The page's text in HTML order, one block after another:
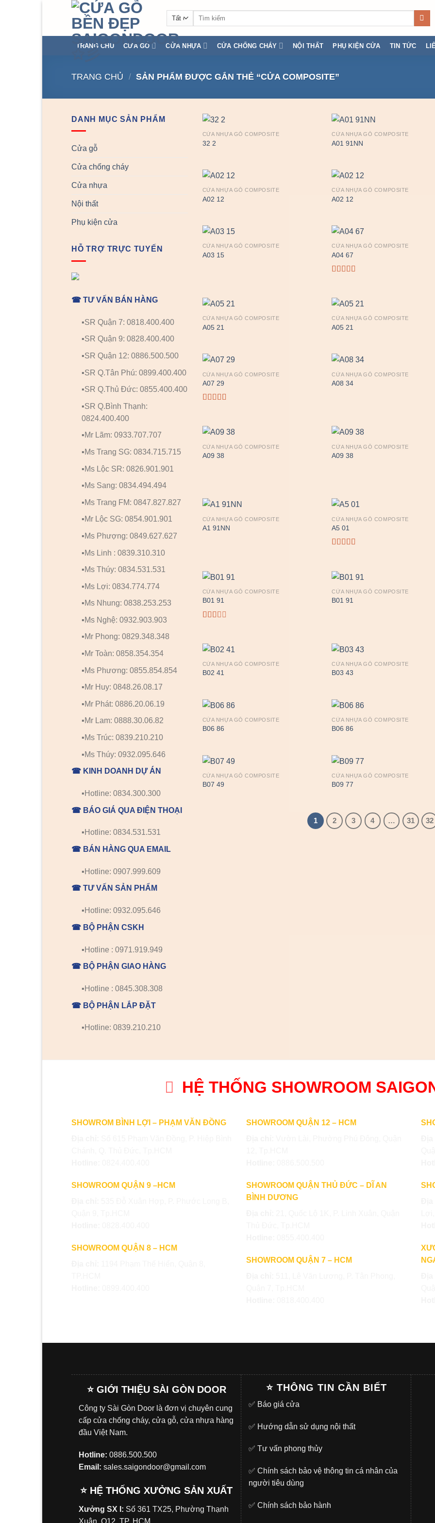
Tìm
TRANG CHỦ CỬA GỖ CỬA NHỰA CỬA CHỐNG CHÁY NỘI THẤT PHỤ KIỆN CỬA TIN TỨC
TRANG CHỦ / SẢN PHẨM ĐƯỢC GẮN THẺ “CỬA COMPOSITE”
DANH MỤC SẢN PHẨM
Cửa gỗ
Cửa chống cháy
Cửa nhựa
Nội thất
Phụ kiện cửa
HỖ TRỢ TRỰC TUYẾN
☎ TƯ VẤN BÁN HÀNG
▪️SR Quận 7: 0818.400.400
▪️SR Quận 9: 0828.400.400
▪️SR Quận 12: 0886.500.500
▪️SR Q.Tân Phú: 0899.400.400
▪️SR Q.Thủ Đức: 0855.400.400
▪️SR Q.Bình Thạnh:
0824.400.400
▪️Mr Lãm: 0933.707.707
▪️Ms Trang SG: 0834.715.715
▪️Ms Lộc SR: 0826.901.901
▪️Ms Sang: 0834.494.494
▪️Ms Trang FM: 0847.827.827
▪️Mr Lộc SG: 0854.901.901
▪️Ms Phượng: 0849.627.627
▪️Ms Linh : 0839.310.310
▪️Ms Thúy: 0834.531.531
▪️Ms Lợi: 0834.774.774
▪️Ms Nhung: 0838.253.253
▪️Ms Nghệ: 0932.903.903
▪️Mr Phong: 0829.348.348
▪️Mr Toàn: 0858.354.354
▪️Ms Phương: 0855.854.854
▪️Mr Huy: 0848.26.08.17
▪️Mr Phát: 0886.20.06.19
▪️Mr Lam: 0888.30.06.82
▪️Ms Trúc: 0839.210.210
▪️Ms Thúy: 0932.095.646
☎ KINH DOANH DỰ ÁN
▪️Hotline: 0834.300.300
☎ BÁO GIÁ QUA ĐIỆN THOẠI
▪️Hotline: 0834.531.531
☎ BÁN HÀNG QUA EMAIL
▪️Hotline: 0907.999.609
☎ TƯ VẤN SẢN PHẨM
▪️Hotline: 0932.095.646
☎ BỘ PHẬN CSKH
▪️Hotline : 0971.919.949
☎ BỘ PHẬN GIAO HÀNG
▪️Hotline : 0845.308.308
☎ BỘ PHẬN LẮP ĐẶT
▪️Hotline: 0839.210.210
CỬA NHỰA GỖ COMPOSITE
32 2
CỬA NHỰA GỖ COMPOSITE
A01 91NN
CỬA NHỰA GỖ COMPOSITE
A02 12
CỬA NHỰA GỖ COMPOSITE
A02 12
CỬA NHỰA GỖ COMPOSITE
A03 15
CỬA NHỰA GỖ COMPOSITE
A04 67
hạng
3.005
CỬA NHỰA GỖ COMPOSITE
A05 21
CỬA NHỰA GỖ COMPOSITE
A05 21
CỬA NHỰA GỖ COMPOSITE
A07 29
5 sao
CỬA NHỰA GỖ COMPOSITE
A08 34
CỬA NHỰA GỖ COMPOSITE
A09 38
CỬA NHỰA GỖ COMPOSITE
A09 38
CỬA NHỰA GỖ COMPOSITE
A1 91NN
CỬA NHỰA GỖ COMPOSITE
A5 01
5 sao
CỬA NHỰA GỖ COMPOSITE
B01 91
hạng
2.00
sao
CỬA NHỰA GỖ COMPOSITE
B01 91
CỬA NHỰA GỖ COMPOSITE
B02 41
CỬA NHỰA GỖ COMPOSITE
B03 43
CỬA NHỰA GỖ COMPOSITE
B06 86
CỬA NHỰA GỖ COMPOSITE
B06 86
CỬA NHỰA GỖ COMPOSITE
B07 49
CỬA NHỰA GỖ COMPOSITE
B09 77
1 2 3 4 … 31 32
HỆ THỐNG SHOWROOM
SHOWROM BÌNH LỢI – PHẠM VĂN ĐỒNG
SHOWROOM QUẬN 9 –HCM
SHOWROOM QUẬN 8 – HCM
SHOWROOM QUẬN 12 – HCM
SHOWROOM QUẬN THỦ ĐỨC – DĨ AN
BÌNH DƯƠNG
SHOWROOM QUẬN 7 – HCM
⭐ GIỚI THIỆU SÀI GÒN DOOR
Công ty Sài Gòn Door là đơn vị chuyên cung
cấp cửa chống cháy, cửa gỗ, cửa nhựa hàng
đầu Việt Nam.
Hotline: 0886.500.500
Email: sales.saigondoor@gmail.com
⭐ HỆ THỐNG XƯỞNG SẢN XUẤT
Xưởng SX I: Số 361 TX25, Phường Thạnh
⭐ THÔNG TIN CẦN BIẾT
✅ Báo giá cửa
✅ Hướng dẫn sử dụng nội thất
✅ Tư vấn phong thủy
✅ Chính sách bảo vệ thông tin cá nhân của
người tiêu dùng
✅ Chính sách bảo hành